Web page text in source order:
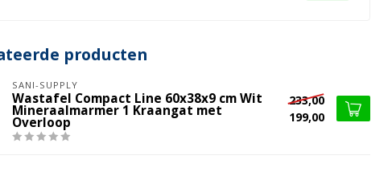
producten
SANI-SUPPLY
Wastafel Compact Line 60x38x9 cm Wit
Mineraalmarmer 1 Kraangat met
Overloop
233,00
199,00